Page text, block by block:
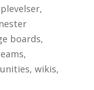
boards,
wikis,